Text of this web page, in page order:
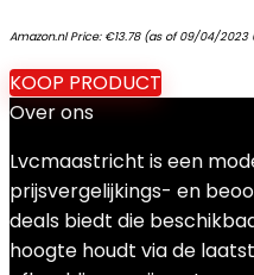
Amazon.nl Price: €13.78(as of 09/04/2023
KOOP PRODUCT
Over ons
Lvcmaastricht is een
prijsvergelijkings- en
deals biedt die
hoogte houdt via de